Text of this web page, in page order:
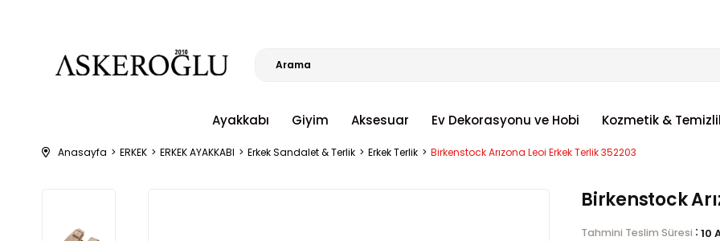
Ayakkabı Giyim Aksesuar Ev Dekorasyonu ve Hobi Kozmetik &
Anasayfa ERKEK ERKEK AYAKKABI Erkek Sandalet & Terlik Erkek Terlik Birkenstock Arızona Leoi Erkek Terlik 352203
Birkenstock
Tahmini Teslim Süresi : 10